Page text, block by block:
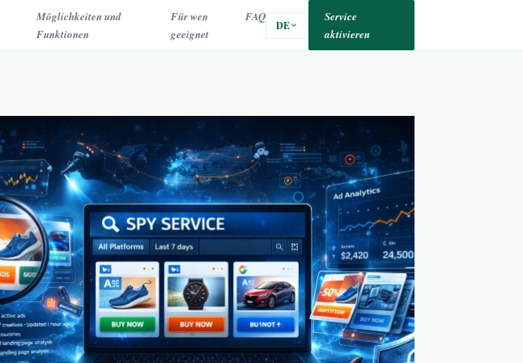
Möglichkeiten und
Funktionen
Für wen
geeignet
FAQ
DE
Service
aktivieren